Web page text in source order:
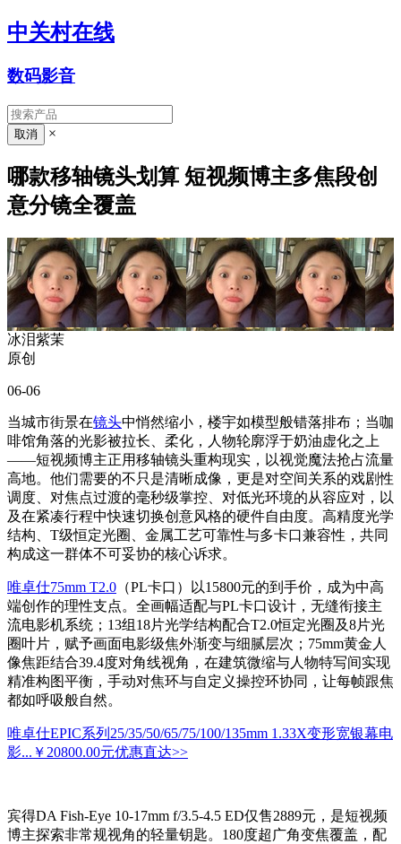
中关村在线
数码影音
×
哪款移轴镜头划算 短视频博主多焦段创
意分镜全覆盖
冰泪紫茉
原创
06-06
当城市街景在镜头中悄然缩小，楼宇如模型般错落排布；当咖
啡馆角落的光影被拉长、柔化，人物轮廓浮于奶油虚化之上
——短视频博主正用移轴镜头重构现实，以视觉魔法抢占流量
高地。他们需要的不只是清晰成像，更是对空间关系的戏剧性
调度、对焦点过渡的毫秒级掌控、对低光环境的从容应对，以
及在紧凑行程中快速切换创意风格的硬件自由度。高精度光学
结构、T级恒定光圈、金属工艺可靠性与多卡口兼容性，共同
构成这一群体不可妥协的核心诉求。
唯卓仕75mm T2.0 （PL卡口）以15800元的到手价，成为中高
端创作的理性支点。全画幅适配与PL卡口设计，无缝衔接主
流电影机系统；13组18片光学结构配合T2.0恒定光圈及8片光
圈叶片，赋予画面电影级焦外渐变与细腻层次；75mm黄金人
像焦距结合39.4度对角线视角，在建筑微缩与人物特写间实现
精准构图平衡，手动对焦环与自定义操控环协同，让每帧跟焦
都如呼吸般自然。
唯卓仕EPIC系列25/35/50/65/75/100/135mm 1.33X变形宽银幕电
影... ￥20800.00元优惠直达>>
宾得DA Fish-Eye 10-17mm f/3.5-4.5 ED仅售2889元，是短视频
博主探索非常规视角的轻量钥匙。180度超广角变焦覆盖，配